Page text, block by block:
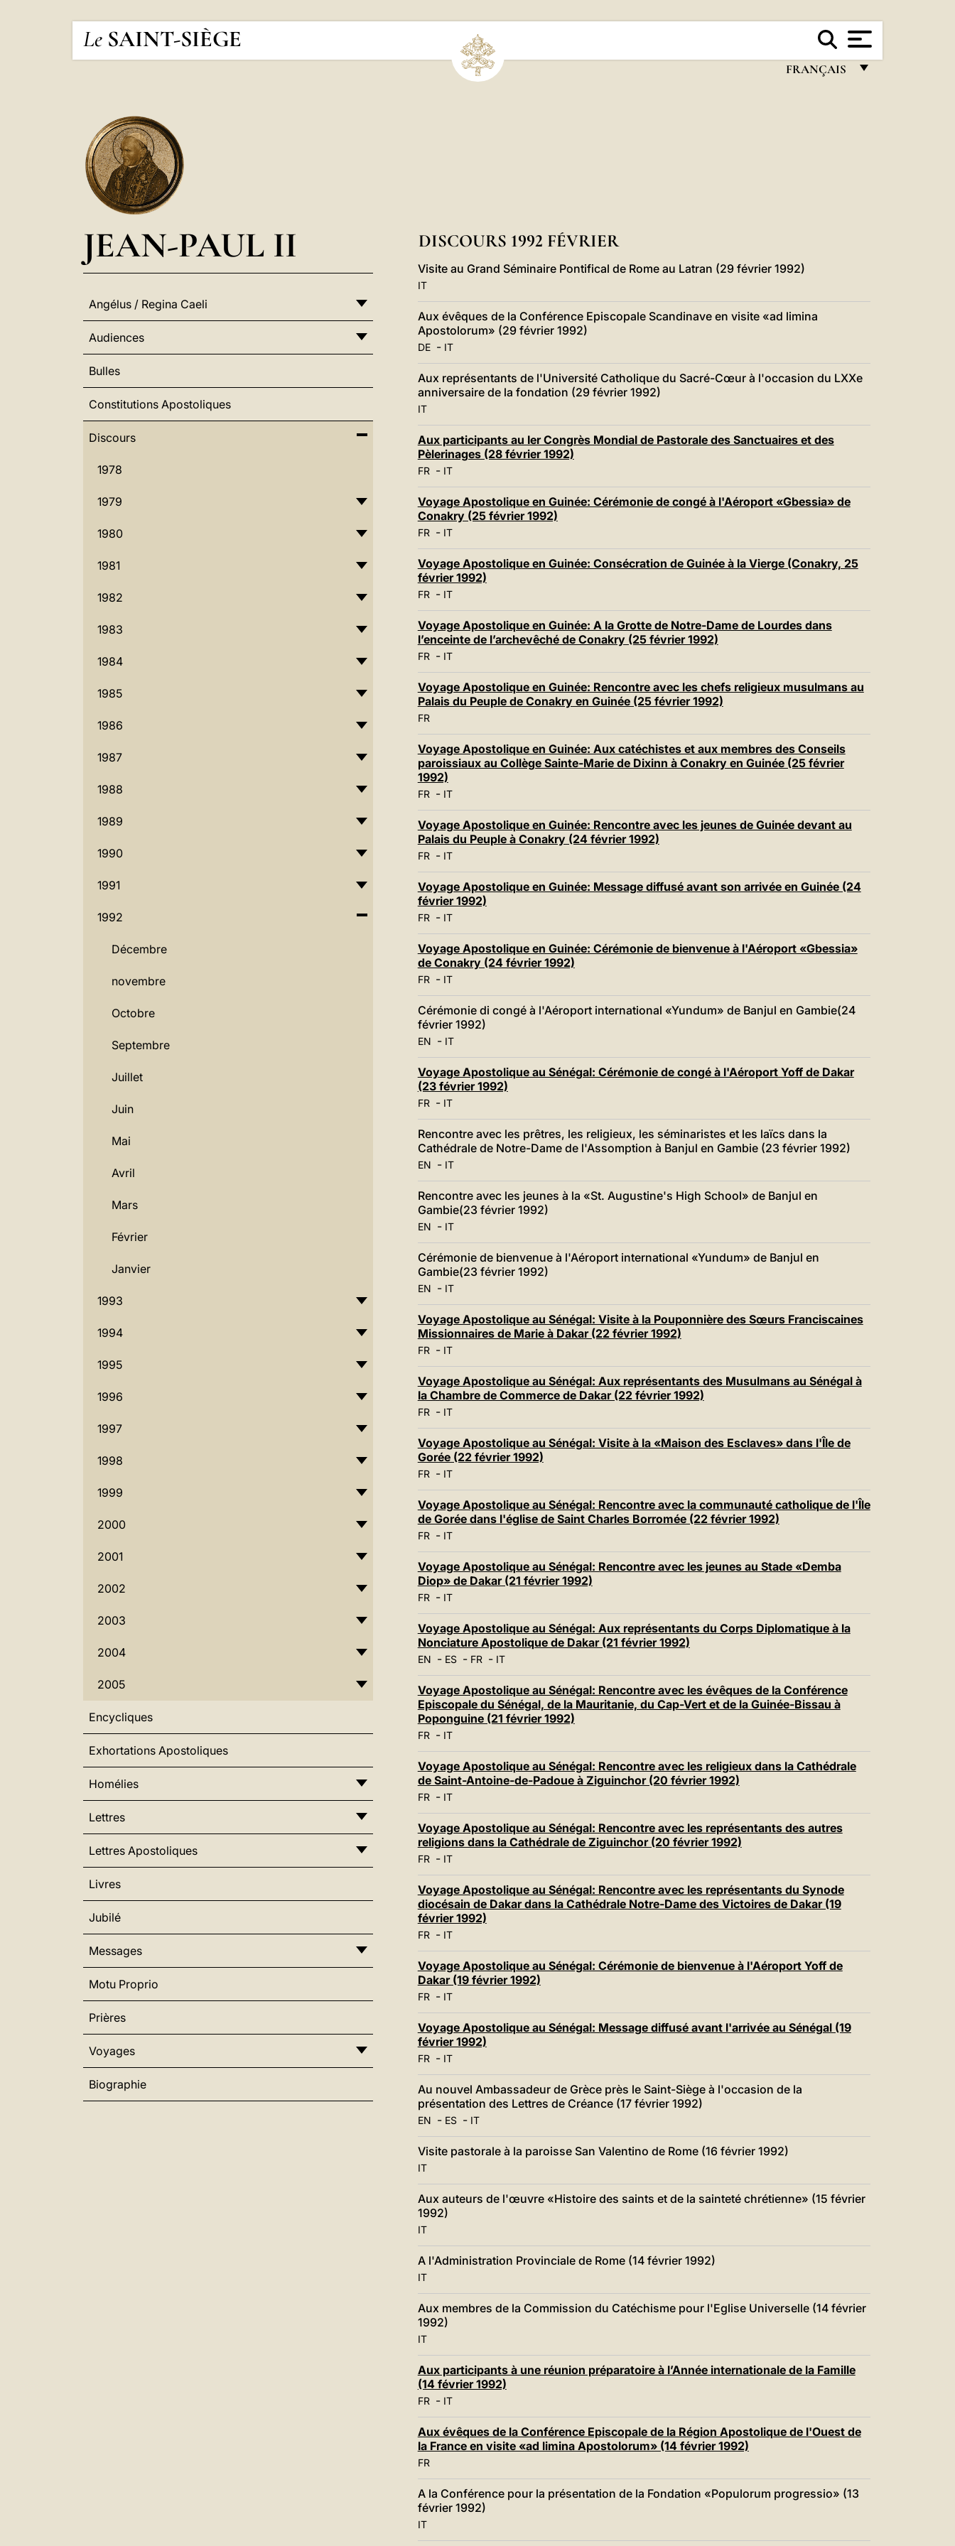
Le SAINT-SIÈGE
FRANÇAIS
POLSKI
中文
JEAN-PAUL II
Angélus / Regina Caeli
Audiences
Bulles
Constitutions Apostoliques
Discours
1978
1979
1980
1981
1982
1983
1984
1985
1986
1987
1988
1989
1990
1991
1992
Décembre
novembre
Octobre
Septembre
Juillet
Juin
Mai
Avril
Mars
Février
Janvier
1993
1994
1995
1996
1997
1998
1999
2000
2001
2002
2003
2004
2005
Encycliques
Exhortations Apostoliques
Homélies
Lettres
Lettres Apostoliques
Livres
Jubilé
Messages
Motu Proprio
Prières
Voyages
Biographie
DISCOURS 1992 FÉVRIER
Visite au Grand Séminaire Pontifical de Rome au Latran (29 février 1992)
IT
Aux évêques de la Conférence Episcopale Scandinave en visite «ad limina
Apostolorum» (29 février 1992)
DE- IT
Aux représentants de l'Université Catholique du Sacré-Cœur à l'occasion du LXXe
anniversaire de la fondation (29 février 1992)
IT
Aux participants au Ier Congrès Mondial de Pastorale des Sanctuaires et des
Pèlerinages (28 février 1992)
FR- IT
Voyage Apostolique en Guinée: Cérémonie de congé à l'Aéroport «Gbessia» de
Conakry (25 février 1992)
FR- IT
Voyage Apostolique en Guinée: Consécration de Guinée à la Vierge (Conakry, 25
février 1992)
FR- IT
Voyage Apostolique en Guinée: A la Grotte de Notre-Dame de Lourdes dans
l’enceinte de l’archevêché de Conakry (25 février 1992)
FR- IT
Voyage Apostolique en Guinée: Rencontre avec les chefs religieux musulmans au
Palais du Peuple de Conakry en Guinée (25 février 1992)
FR
Voyage Apostolique en Guinée: Aux catéchistes et aux membres des Conseils
paroissiaux au Collège Sainte-Marie de Dixinn à Conakry en Guinée (25 février
1992)
FR- IT
Voyage Apostolique en Guinée: Rencontre avec les jeunes de Guinée devant au
Palais du Peuple à Conakry (24 février 1992)
FR- IT
Voyage Apostolique en Guinée: Message diffusé avant son arrivée en Guinée (24
février 1992)
FR- IT
Voyage Apostolique en Guinée: Cérémonie de bienvenue à l'Aéroport «Gbessia»
de Conakry (24 février 1992)
FR- IT
Cérémonie di congé à l'Aéroport international «Yundum» de Banjul en Gambie(24
février 1992)
EN - IT
Voyage Apostolique au Sénégal: Cérémonie de congé à l'Aéroport Yoff de Dakar
(23 février 1992)
FR- IT
Rencontre avec les prêtres, les religieux, les séminaristes et les laïcs dans la
Cathédrale de Notre-Dame de l'Assomption à Banjul en Gambie (23 février 1992)
EN - IT
Rencontre avec les jeunes à la «St. Augustine's High School» de Banjul en
Gambie(23 février 1992)
EN - IT
Cérémonie de bienvenue à l'Aéroport international «Yundum» de Banjul en
Gambie(23 février 1992)
EN - IT
Voyage Apostolique au Sénégal: Visite à la Pouponnière des Sœurs Franciscaines
Missionnaires de Marie à Dakar (22 février 1992)
FR- IT
Voyage Apostolique au Sénégal: Aux représentants des Musulmans au Sénégal à
la Chambre de Commerce de Dakar (22 février 1992)
FR- IT
Voyage Apostolique au Sénégal: Visite à la «Maison des Esclaves» dans l'Île de
Gorée (22 février 1992)
FR- IT
Voyage Apostolique au Sénégal: Rencontre avec la communauté catholique de l'Île
de Gorée dans l'église de Saint Charles Borromée (22 février 1992)
FR- IT
Voyage Apostolique au Sénégal: Rencontre avec les jeunes au Stade «Demba
Diop» de Dakar (21 février 1992)
FR- IT
Voyage Apostolique au Sénégal: Aux représentants du Corps Diplomatique à la
Nonciature Apostolique de Dakar (21 février 1992)
EN - ES- FR- IT
Voyage Apostolique au Sénégal: Rencontre avec les évêques de la Conférence
Episcopale du Sénégal, de la Mauritanie, du Cap-Vert et de la Guinée-Bissau à
Poponguine (21 février 1992)
FR- IT
Voyage Apostolique au Sénégal: Rencontre avec les religieux dans la Cathédrale
de Saint-Antoine-de-Padoue à Ziguinchor (20 février 1992)
FR- IT
Voyage Apostolique au Sénégal: Rencontre avec les représentants des autres
religions dans la Cathédrale de Ziguinchor (20 février 1992)
FR- IT
Voyage Apostolique au Sénégal: Rencontre avec les représentants du Synode
diocésain de Dakar dans la Cathédrale Notre-Dame des Victoires de Dakar (19
février 1992)
FR- IT
Voyage Apostolique au Sénégal: Cérémonie de bienvenue à l'Aéroport Yoff de
Dakar (19 février 1992)
FR- IT
Voyage Apostolique au Sénégal: Message diffusé avant l'arrivée au Sénégal (19
février 1992)
FR- IT
Au nouvel Ambassadeur de Grèce près le Saint-Siège à l'occasion de la
présentation des Lettres de Créance (17 février 1992)
EN - ES- IT
Visite pastorale à la paroisse San Valentino de Rome (16 février 1992)
IT
Aux auteurs de l'œuvre «Histoire des saints et de la sainteté chrétienne» (15 février
1992)
IT
A l'Administration Provinciale de Rome (14 février 1992)
IT
Aux membres de la Commission du Catéchisme pour l'Eglise Universelle (14 février
1992)
IT
Aux participants à une réunion préparatoire à l’Année internationale de la Famille
(14 février 1992)
FR- IT
Aux évêques de la Conférence Episcopale de la Région Apostolique de l'Ouest de
la France en visite «ad limina Apostolorum» (14 février 1992)
FR
A la Conférence pour la présentation de la Fondation «Populorum progressio» (13
février 1992)
IT